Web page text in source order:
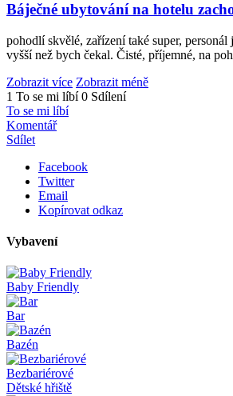
Báječné ubytování na hotelu
pohodlí skvělé, zařízení také super,
vyšší než bych čekal. Čisté, příjemné, na
Zobrazit více Zobrazit méně
1 To se mi líbí 0 Sdílení
To se mi líbí
Komentář
Sdílet
Facebook
Twitter
Email
Kopírovat odkaz
Vybavení
Baby Friendly
Bar
Bazén
Bezbariérové
Dětské hřiště